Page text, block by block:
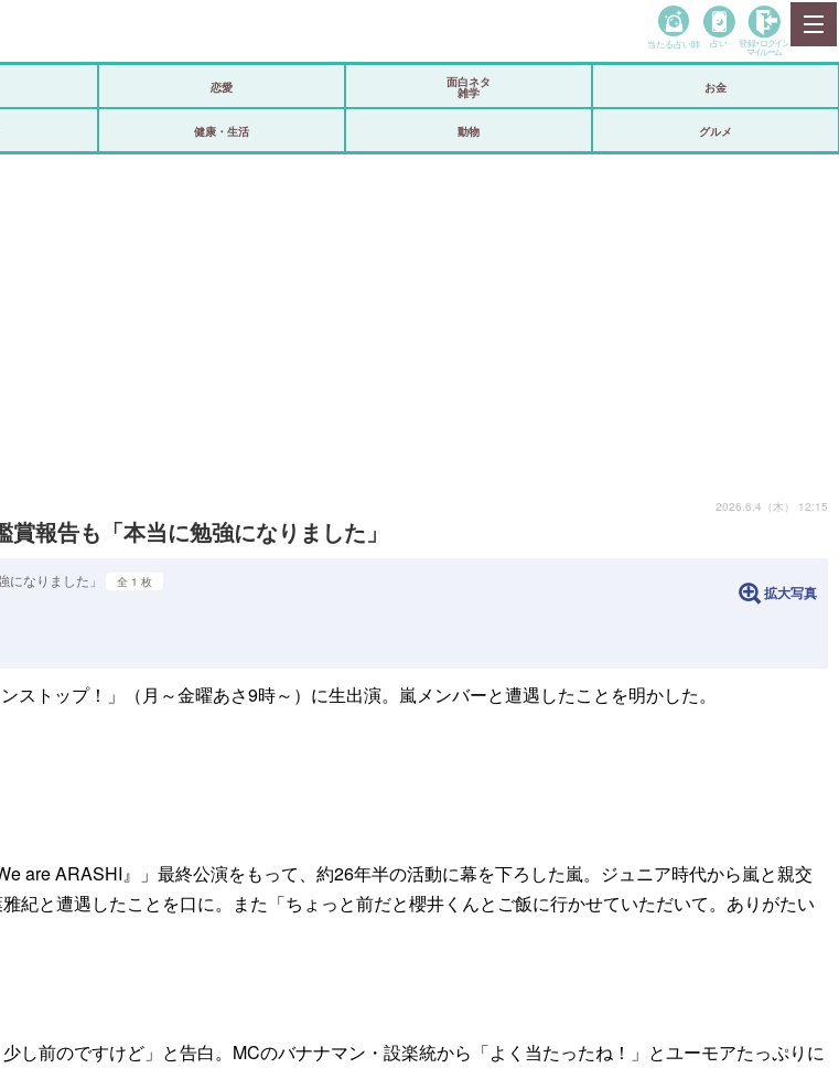
当たる占い師 占い 登録• ログイン
マイルーム
恋愛
面白ネタ
雑学
お金
健康・生活 動物 グルメ
報告も「本当に勉強になりました」
2026.6.4（木） 12:15
なりました」 全 1 枚
拡大写真
トップ！」（月～金曜あさ9時～）に生出演。嵐メンバーと遭遇したことを明かした。
are ARASHI』」最終公演をもって、約26年半の活動に幕を下ろした嵐。ジュニア時代から嵐と親交
紀と遭遇したことを口に。また「ちょっと前だと櫻井くんとご飯に行かせていただいて。ありがたい
し前のですけど」と告白。MCのバナナマン・設楽統から「よく当たったね！」とユーモアたっぷりに